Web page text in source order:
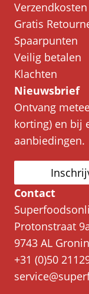
Verzendkosten
Gratis
Spaarpunten
Veilig betalen
Klachten
Nieuwsbrief
Ontvang
korting) en bij
aanbiedingen.
Contact
Protonstraat
9743 AL
+31 (0)50